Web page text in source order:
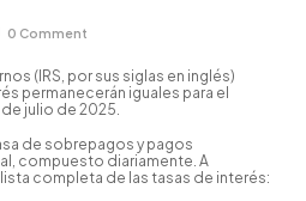
0 Comment
(IRS, por sus siglas en inglés)
permanecerán iguales para el
de julio de 2025.
de sobrepagos y pagos
compuesto diariamente. A
completa de las tasas de interés: